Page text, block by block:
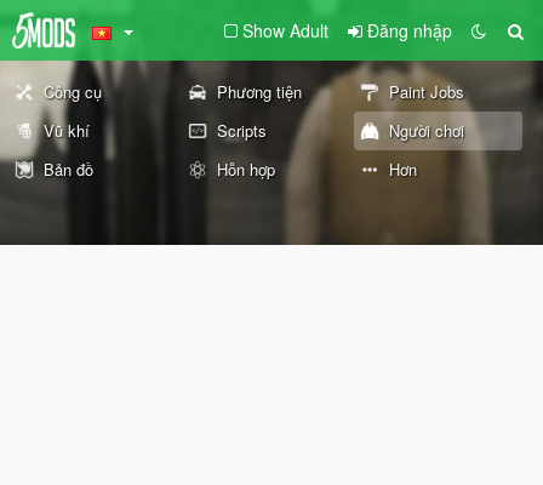
Show Adult Đăng nhập
Công cụ Phương tiện
Paint Jobs
Vũ khí
Scripts
Người chơi
Bản đồ
Hỗn hợp Hơn